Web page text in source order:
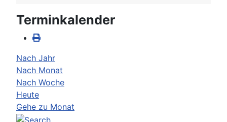
Terminkalender
Nach Jahr
Nach Monat
Nach Woche
Heute
Gehe zu Monat